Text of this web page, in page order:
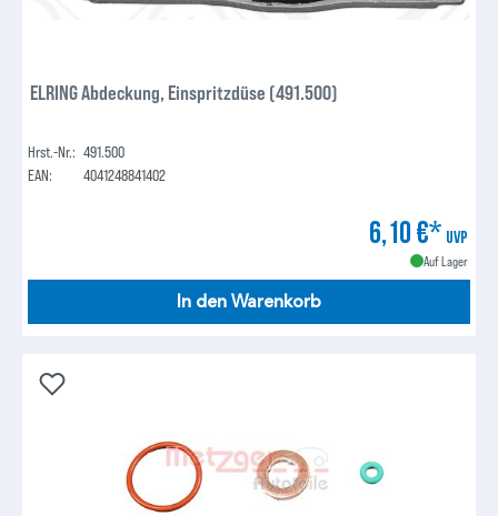
ELRING Abdeckung, Einspritzdüse (491.500)
Hrst.-Nr.: 491.500
EAN:
4041248841402
6,10 €* UVP
Auf Lager
In den Warenkorb